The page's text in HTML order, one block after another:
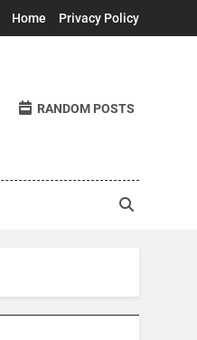
Home Privacy Policy
RANDOM POSTS